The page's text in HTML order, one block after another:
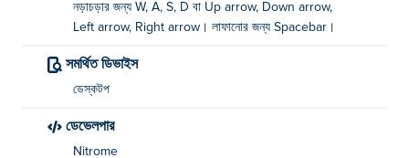
নড়াচড়ার জন্য W, A, S, D বা Up arrow, Down arrow,
Left arrow, Right arrow। লাফানোর জন্য Spacebar।
সমর্থিত ডিভাইস
ডেস্কটপ
ডেভেলপার
Nitrome